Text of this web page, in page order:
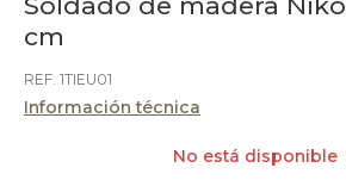
cm
REF. 1TIEU01
Información técnica